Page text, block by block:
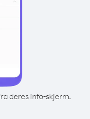
deres info-skjerm.